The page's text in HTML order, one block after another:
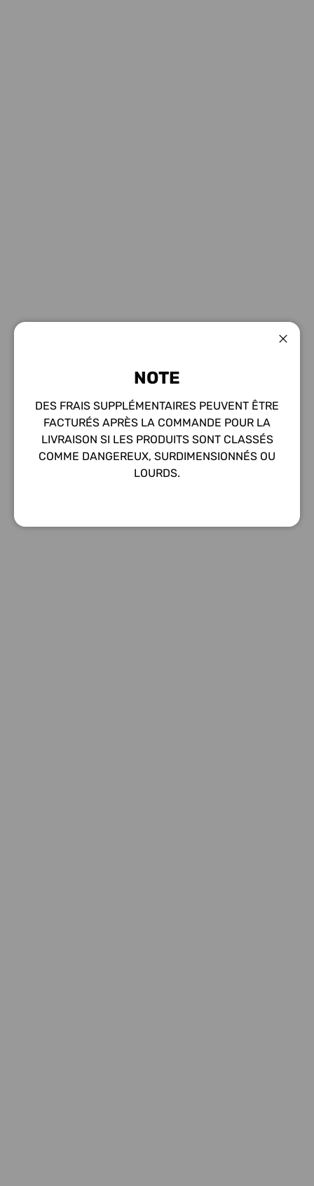
NOTE
DES FRAIS SUPPLÉMENTAIRES PEUVENT ÊTRE
FACTURÉS APRÈS LA COMMANDE POUR LA
LIVRAISON SI LES PRODUITS SONT CLASSÉS
COMME DANGEREUX, SURDIMENSIONNÉS OU
LOURDS.